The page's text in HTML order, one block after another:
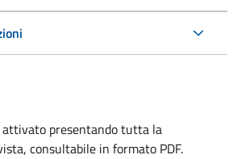
attivato presentando tutta la
consultabile in formato PDF.